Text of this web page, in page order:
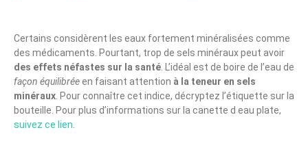
Certains considèrent les eaux fortement minéralisées comme
des médicaments. Pourtant, trop de sels minéraux peut avoir
des effets néfastes sur la santé . L’idéal est de boire de l’eau de
façon équilibréeen faisant attention à la teneur en sels
minéraux . Pour connaître cet indice, décryptez l’étiquette sur la
bouteille. Pour plus d’informations sur la canette d eau plate,
suivez ce lien